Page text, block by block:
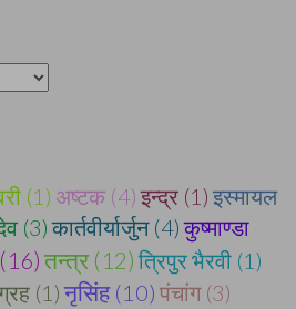
(1) अष्टक (4) इन्द्र (1) इस्मायल
(3) कार्तवीर्यार्जुन (4) कुष्माण्डा
तन्त्र (12) त्रिपुर भैरवी (1)
(1) नृसिंह (10) पंचांग (3)